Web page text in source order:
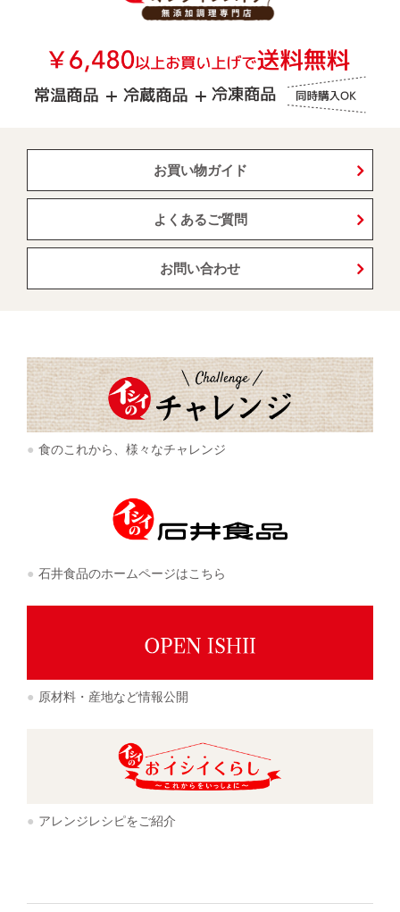
お買い物ガイド
よくあるご質問
お問い合わせ
食のこれから、様々なチャレンジ
石井食品のホームページはこちら
原材料・産地など情報公開
アレンジレシピをご紹介